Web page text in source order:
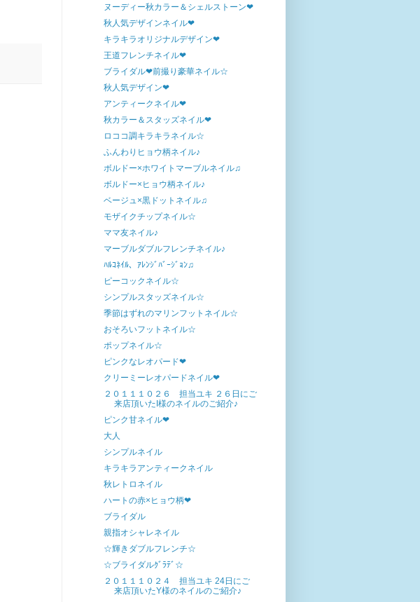
ヌーディー秋カラー＆シェルストーン❤
秋人気デザインネイル❤
キラキラオリジナルデザイン❤
王道フレンチネイル❤
ブライダル❤前撮り豪華ネイル☆
秋人気デザイン❤
アンティークネイル❤
秋カラー＆スタッズネイル❤
ロココ調キラキラネイル☆
ふんわりヒョウ柄ネイル♪
ボルドー×ホワイトマーブルネイル♫
ボルドー×ヒョウ柄ネイル♪
ベージュ×黒ドットネイル♫
モザイクチップネイル☆
ママ友ネイル♪
マーブルダブルフレンチネイル♪
ﾊﾙｺﾈｲﾙ、ｱﾚﾝｼﾞﾊﾞｰｼﾞｮﾝ♫
ピーコックネイル☆
シンプルスタッズネイル☆
季節はずれのマリンフットネイル☆
おそろいフットネイル☆
ポップネイル☆
ピンクなレオパード❤
クリーミーレオパードネイル❤
２０１１１０２６ 担当ユキ ２６日にご
来店頂いたI様のネイルのご紹介♪
ピンク甘ネイル❤
大人
シンプルネイル
キラキラアンティークネイル
秋レトロネイル
ハートの赤×ヒョウ柄❤
ブライダル
親指オシャレネイル
☆輝きダブルフレンチ☆
☆ブライダルｸﾞﾗﾃﾞ☆
２０１１１０２４ 担当ユキ 24日にご
来店頂いたY様のネイルのご紹介♪